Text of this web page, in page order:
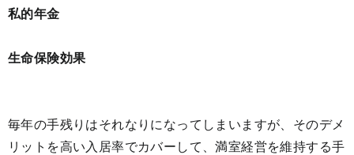
私的年金
生命保険効果
毎年の手残りはそれなりになってしまいますが、そのデメ
リットを高い入居率でカバーして、満室経営を維持する手